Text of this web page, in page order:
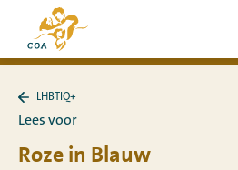
naar
content
Naar
de
startpagina
MyCOA
naar
LHBTIQ+
Lees voor
Roze in Blauw